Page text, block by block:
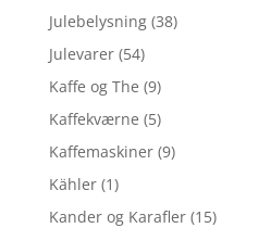
Julebelysning (38)
Julevarer (54)
Kaffe og The (9)
Kaffekværne (5)
Kaffemaskiner (9)
Kähler (1)
Kander og Karafler (15)